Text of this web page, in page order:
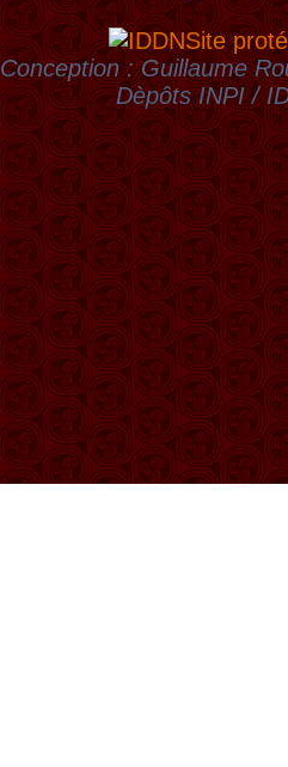
Site
Conception : Guillaume
Dèpôts INPI /